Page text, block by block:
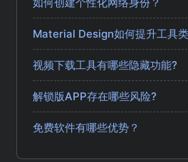
视频下载工具有哪些隐藏功能?
解锁版APP存在哪些风险?
免费软件有哪些优势？